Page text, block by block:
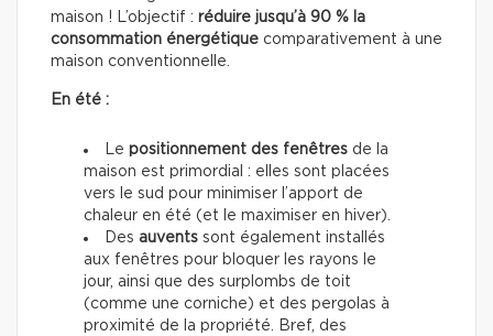
maison ! L’objectif : réduire jusqu’à 90 % la
consommation énergétique comparativement à une
maison conventionnelle.
En été :
Le positionnement des fenêtres de la
maison est primordial : elles sont placées
vers le sud pour minimiser l’apport de
chaleur en été (et le maximiser en hiver).
Des auvents sont également installés
aux fenêtres pour bloquer les rayons le
jour, ainsi que des surplombs de toit
(comme une corniche) et des pergolas à
proximité de la propriété. Bref, des